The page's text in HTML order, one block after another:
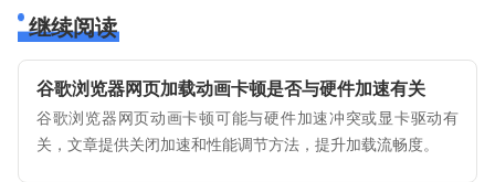
继续阅读
谷歌浏览器网页加载动画卡顿是否与硬件加速有关
谷歌浏览器网页动画卡顿可能与硬件加速冲突或显卡驱动有
关，文章提供关闭加速和性能调节方法，提升加载流畅度。